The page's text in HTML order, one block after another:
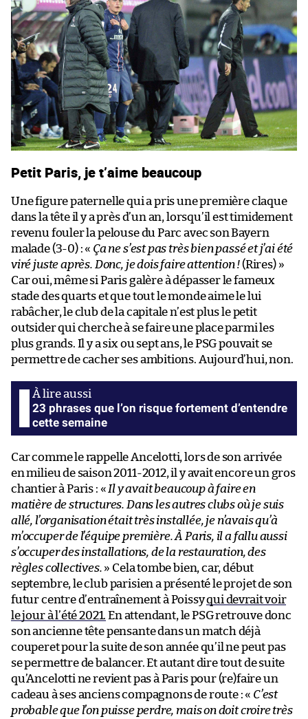
Petit Paris, je t’aime beaucoup
Une figure paternelle qui a pris une première claque
dans la tête il y a près d’un an, lorsqu’il est timidement
revenu fouler la pelouse du Parc avec son Bayern
malade (3-0) : « Ça ne s’est pas très bien passé et j’ai été
viré juste après. Donc, je dois faire attention !(Rires) »
Car oui, même si Paris galère à dépasser le fameux
stade des quarts et que tout le monde aime le lui
rabâcher, le club de la capitale n’est plus le petit
outsider qui cherche à se faire une place parmi les
plus grands. Il y a six ou sept ans, le PSG pouvait se
permettre de cacher ses ambitions. Aujourd’hui, non.
23 phrases que l’on risque fortement d’entendre
cette semaine
Car comme le rappelle Ancelotti, lors de son arrivée
en milieu de saison 2011-2012, il y avait encore un gros
chantier à Paris : « Il y avait beaucoup à faire en
matière de structures. Dans les autres clubs où je suis
allé, l’organisation était très installée, je n’avais qu’à
m’occuper de l’équipe première. À Paris, il a fallu aussi
s’occuper des installations, de la restauration, des
règles collectives. » Cela tombe bien, car, début
septembre, le club parisien a présenté le projet de son
futur centre d’entraînement à Poissyqui devrait voir
le jour à l’été 2021. En attendant, le PSG retrouve donc
son ancienne tête pensante dans un match déjà
couperet pour la suite de son année qu’il ne peut pas
se permettre de balancer. Et autant dire tout de suite
qu’Ancelotti ne revient pas à Paris pour (re)faire un
cadeau à ses anciens compagnons de route : « C’est
probable que l’on puisse perdre, mais on doit croire très